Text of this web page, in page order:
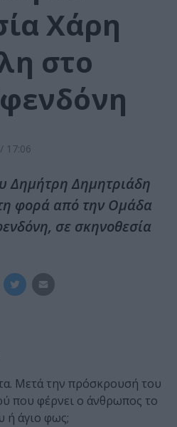
Χάρη
στο
/ 17:06
Δημήτρη Δημητριάδη
φορά από την Ομάδα
σε σκηνοθεσία
Μετά την πρόσκρουσή του
που φέρνει ο άνθρωπος το
ή άγιο φως;